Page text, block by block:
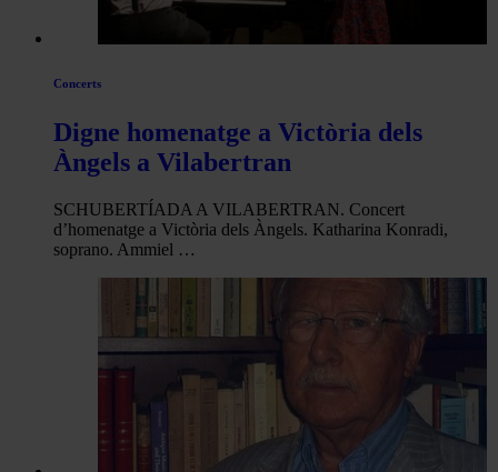
Concerts
Digne homenatge a Victòria dels
Àngels a Vilabertran
SCHUBERTÍADA A VILABERTRAN. Concert
d’homenatge a Victòria dels Àngels. Katharina Konradi,
soprano. Ammiel …